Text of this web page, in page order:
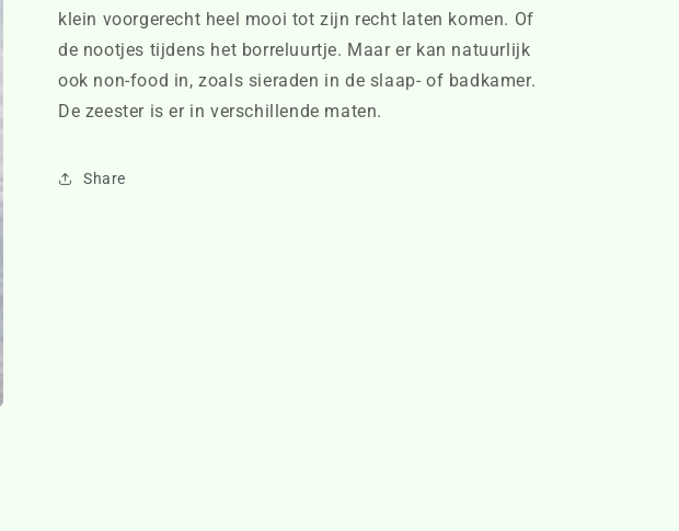
klein voorgerecht heel mooi tot zijn recht laten komen. Of
de nootjes tijdens het borreluurtje. Maar er kan natuurlijk
ook non-food in, zoals sieraden in de slaap- of badkamer.
De zeester is er in verschillende maten.
Share